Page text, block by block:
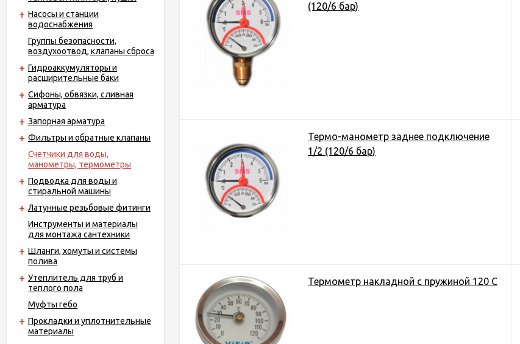
Насосы и станции
водоснабжения
Группы безопасности,
воздухоотвод, клапаны сброса
Гидроаккумуляторы и
расширительные баки
Сифоны, обвязки, сливная
арматура
Запорная арматура
Фильтры и обратные клапаны
Счетчики для воды,
манометры, термометры
Подводка для воды и
стиральной машины
Латунные резьбовые фитинги
Инструменты и материалы
для монтажа сантехники
Шланги, хомуты и системы
полива
Утеплитель для труб и
теплого пола
Муфты гебо
Прокладки и уплотнительные
материалы
(120/6 бар)
Термо-манометр заднее подключение
1/2 (120/6 бар)
Термометр накладной с пружиной 120 С